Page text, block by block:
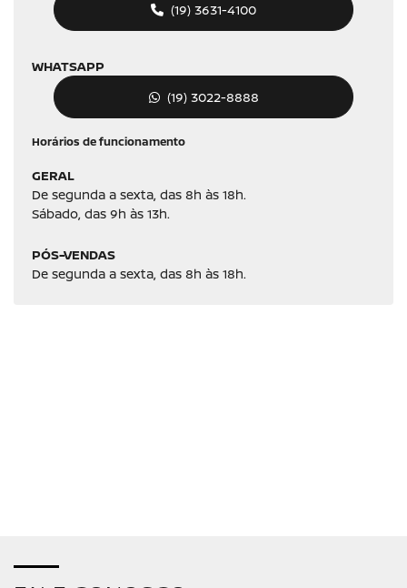
(19) 3631-4100
WHATSAPP
(19) 3022-8888
Horários de funcionamento
GERAL
De segunda a sexta, das 8h às 18h.
Sábado, das 9h às 13h.
PÓS-VENDAS
De segunda a sexta, das 8h às 18h.